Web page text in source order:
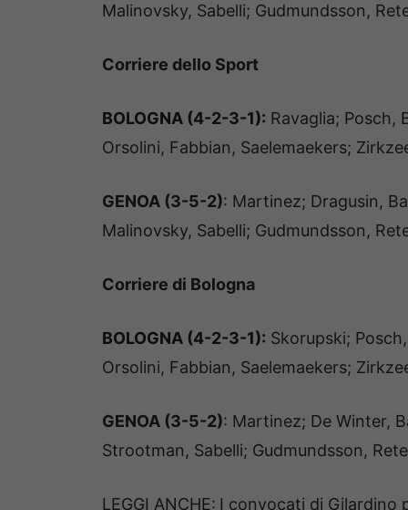
Malinovsky, Sabelli; Gudmundsson,
Corriere dello Sport
BOLOGNA (4-2-3-1): Ravaglia; Posch,
Orsolini, Fabbian, Saelemaekers;
GENOA (3-5-2): Martinez; Dragusin,
Malinovsky, Sabelli; Gudmundsson,
Corriere di Bologna
BOLOGNA (4-2-3-1): Skorupski;
Orsolini, Fabbian, Saelemaekers;
GENOA (3-5-2): Martinez; De Winter,
Strootman, Sabelli; Gudmundsson,
LEGGI ANCHE: I convocati di Gilardino